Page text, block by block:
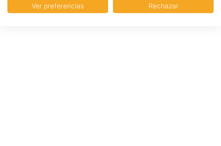
Ver preferencias Rechazar